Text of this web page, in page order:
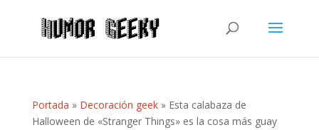
Portada » Decoración geek» Esta calabaza de
Halloween de «Stranger Things» es la cosa más guay